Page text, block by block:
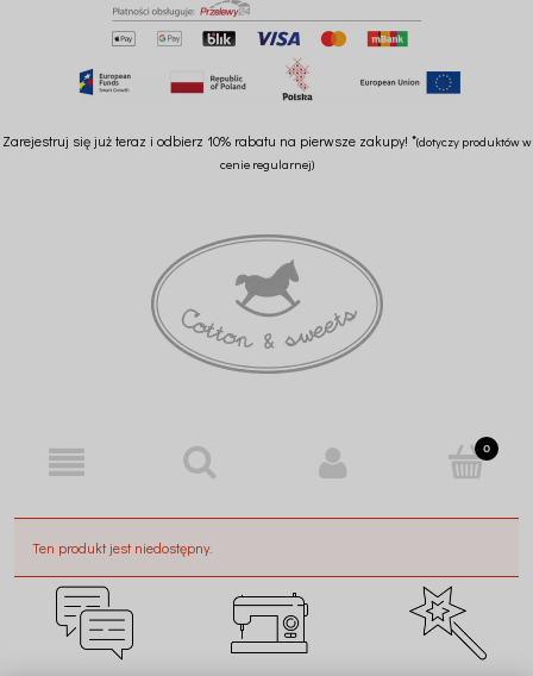
Zarejestruj się już teraz i odbierz 10% rabatu na pierwsze zakupy! *(dotyczy produktów w
cenie regularnej)
Ten produkt jest niedostępny.